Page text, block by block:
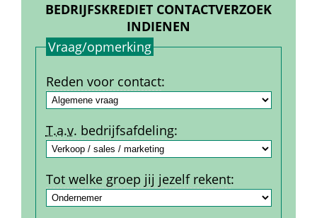
BEDRIJFSKREDIET CONTACTVERZOEK
INDIENEN
Vraag/opmerking
Reden voor contact:
T.a.v. bedrijfs­afdeling:
Tot welke groep jij jezelf rekent: